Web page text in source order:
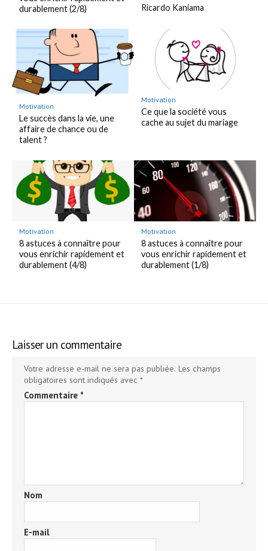
durablement (2/8)
Ricardo Kaniama
Motivation
Le succès dans la vie, une
affaire de chance ou de
talent ?
Motivation
Ce que la société vous
cache au sujet du mariage
Motivation
8 astuces à connaître pour
vous enrichir rapidement et
durablement (4/8)
Motivation
8 astuces à connaître pour
vous enrichir rapidement et
durablement (1/8)
Laisser un commentaire
Votre adresse e-mail ne sera pas publiée. Les champs
obligatoires sont indiqués avec *
Commentaire *
Nom
E-mail